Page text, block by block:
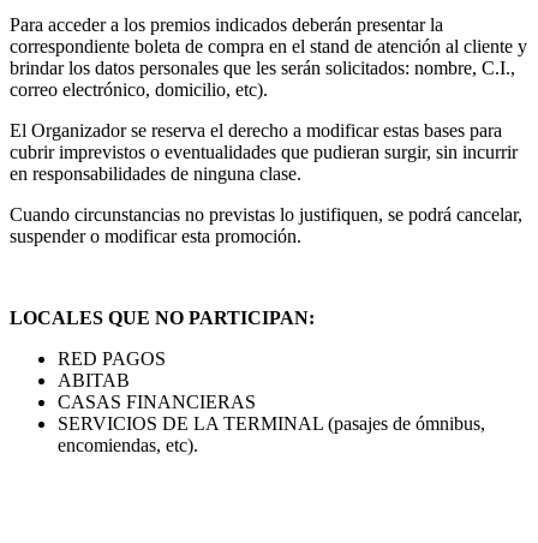
Para acceder a los premios indicados deberán presentar la
correspondiente boleta de compra en el stand de atención al cliente y
brindar los datos personales que les serán solicitados: nombre, C.I.,
correo electrónico, domicilio, etc).
El Organizador se reserva el derecho a modificar estas bases para
cubrir imprevistos o eventualidades que pudieran surgir, sin incurrir
en responsabilidades de ninguna clase.
Cuando circunstancias no previstas lo justifiquen, se podrá cancelar,
suspender o modificar esta promoción.
LOCALES QUE NO PARTICIPAN:
RED PAGOS
ABITAB
CASAS FINANCIERAS
SERVICIOS DE LA TERMINAL (pasajes de ómnibus,
encomiendas, etc).